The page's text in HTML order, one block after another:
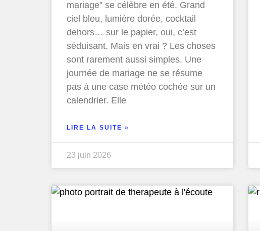
mariage” se célèbre en été. Grand
ciel bleu, lumière dorée, cocktail
dehors… sur le papier, oui, c’est
séduisant. Mais en vrai ? Les choses
sont rarement aussi simples. Une
journée de mariage ne se résume
pas à une case météo cochée sur un
calendrier. Elle
LIRE LA SUITE »
23 juin 2026